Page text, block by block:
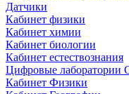
Датчики
Кабинет физики
Кабинет химии
Кабинет биологии
Кабинет естествознания
Цифровые лаборатории
Кабинет Физики